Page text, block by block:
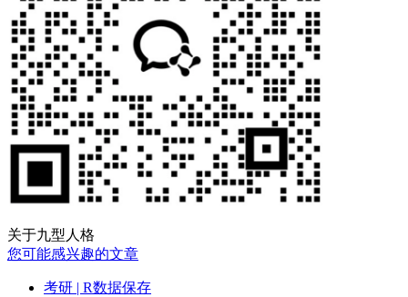
关于九型人格
您可能感兴趣的文章
考研 | R数据保存